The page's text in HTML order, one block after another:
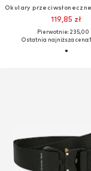
119,85 zł
Pierwotnie: 235,00
Ostatnia najniższa cena: